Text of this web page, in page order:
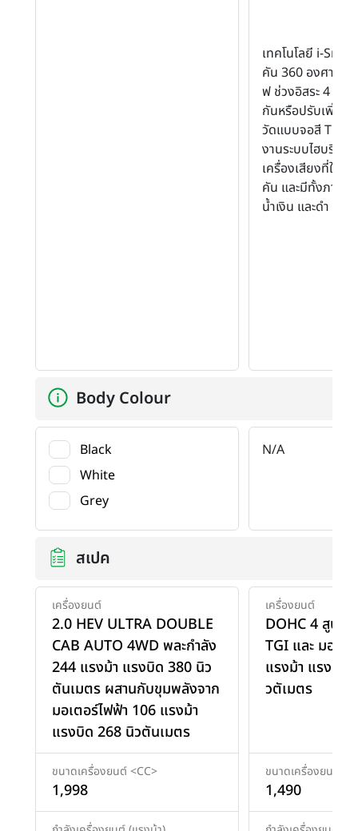
เทคโนโลยี i-
คัน 360 องศา หลั
ฟ ช่วงอิสระ 4 ล้อ
กันหรือปรับเพิ่มขึ้
วัดแบบจอสี TFT
งานระบบไฮบริด แ
เครื่องเสียงที่ให้ล
คัน และมีทั้งภายใ
น้ำเงิน และดำ แดง
Body Colour
Black
White
Grey
N/A
สเปค
เครื่องยนต์
2.0 HEV ULTRA DOUBLE
CAB AUTO 4WD พละกำลัง
244 แรงม้า แรงบิด 380 นิว
ตันเมตร ผสานกับขุมพลังจาก
มอเตอร์ไฟฟ้า 106 แรงม้า
แรงบิด 268 นิวตันเมตร
ขนาดเครื่องยนต์ <CC>
1,998
เครื่องยนต์
DOHC 4 สูบ
TGI และ มอเต
แรงม้า แรงบิด
วตัเมตร
ขนาดเครื่องยนต์
1,490